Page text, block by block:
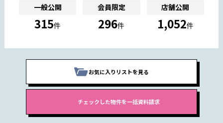
一般公開
315件
会員限定
296件
店舗公開
1,052件
お気に入りリストを見る